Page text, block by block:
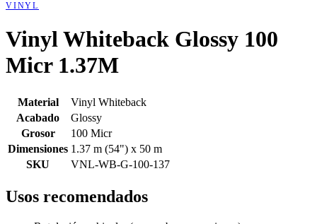
VINYL
Vinyl Whiteback Glossy 100
Micr 1.37M
Material
Vinyl Whiteback
Acabado
Glossy
Grosor
100 Micr
Dimensiones 1.37 m (54") x 50 m
SKU
VNL-WB-G-100-137
Usos recomendados